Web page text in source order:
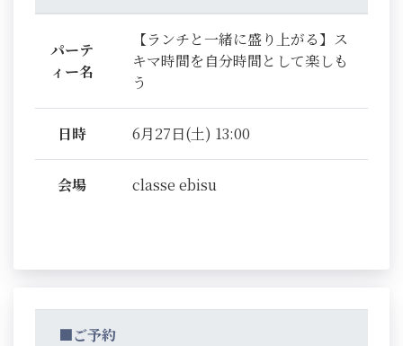
パーテ
ィー名
【ランチと一緒に盛り上がる】ス
キマ時間を自分時間として楽しも
う
日時 6月27日(土) 13:00
会場 classe ebisu
■ご予約